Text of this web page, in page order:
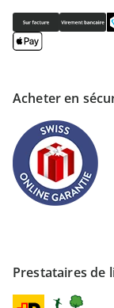
Acheter en
Prestataires de